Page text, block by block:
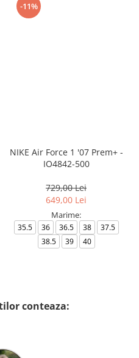
-11%
NIKE Air Force 1 '07 Prem+ -
IO4842-500
729,00 Lei
649,00 Lei
Marime:
35.5 36 36.5 38
37.5
38.5
39 40
conteaza: